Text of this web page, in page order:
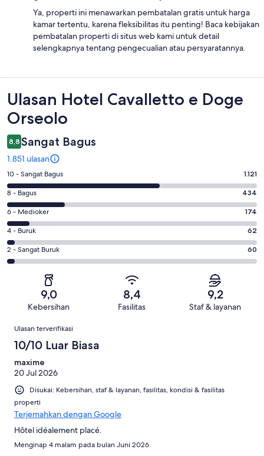
Ya, properti ini menawarkan pembatalan gratis untuk harga
kamar tertentu, karena fleksibilitas itu penting! Baca kebijakan
pembatalan properti di situs web kami untuk detail
selengkapnya tentang pengecualian atau persyaratannya.
Ulasan
Ulasan Hotel Cavalletto e Doge
Orseolo
8,8 Sangat Bagus
1.851 ulasan
Penilaian
10
-
Sangat
Bagus.
1121
dari
1851
10 - Sangat Bagus 1.121
Penilaian
8
-
Bagus.
434
dari
8 - Bagus 434
Penilaian
6
-
Medioker.
174
6 - Medioker 174
Penilaian
4
-
4 - Buruk 62
Penilaian
2
dari
ulasan
2 - Sangat Buruk 60
9,0
Kebersihan
8,4
Fasilitas
9,2
Staf & layanan
Ulasan
Ulasan terverifikasi
10/10 Luar Biasa
maxime
20 Jul 2026
Disukai: Kebersihan, staf & layanan, fasilitas, kondisi & fasilitas
properti
Terjemahkan dengan Google
Hôtel idéalement placé.
Menginap 4 malam pada bulan Juni 2026